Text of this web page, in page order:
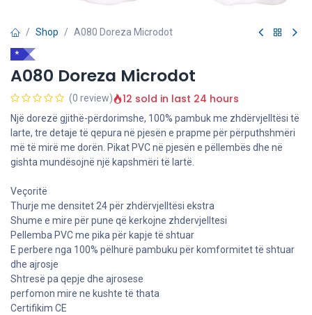
Shop A080 Doreza Microdot
*
A080 Doreza Microdot
(0 review) 12 sold in last 24 hours
Një dorezë gjithë-përdorimshe, 100% pambuk me zhdërvjelltësi të
larte, tre detaje të qepura në pjesën e prapme për përputhshmëri
më të mirë me dorën. Pikat PVC në pjesën e pëllembës dhe në
gishta mundësojnë një kapshmëri të lartë.
Veçoritë
Thurje me densitet 24 për zhdërvjelltësi ekstra
Shume e mire për pune që kerkojne zhdervjelltesi
Pellemba PVC me pika për kapje të shtuar
E perbere nga 100% pëlhurë pambuku për komformitet të shtuar
dhe ajrosje
Shtresë pa qepje dhe ajrosese
perfomon mire ne kushte të thata
Certifikim CE